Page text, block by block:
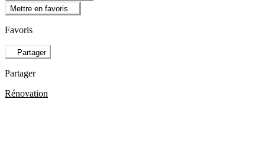
Mettre en favoris
Favoris
Partager
Partager
Rénovation